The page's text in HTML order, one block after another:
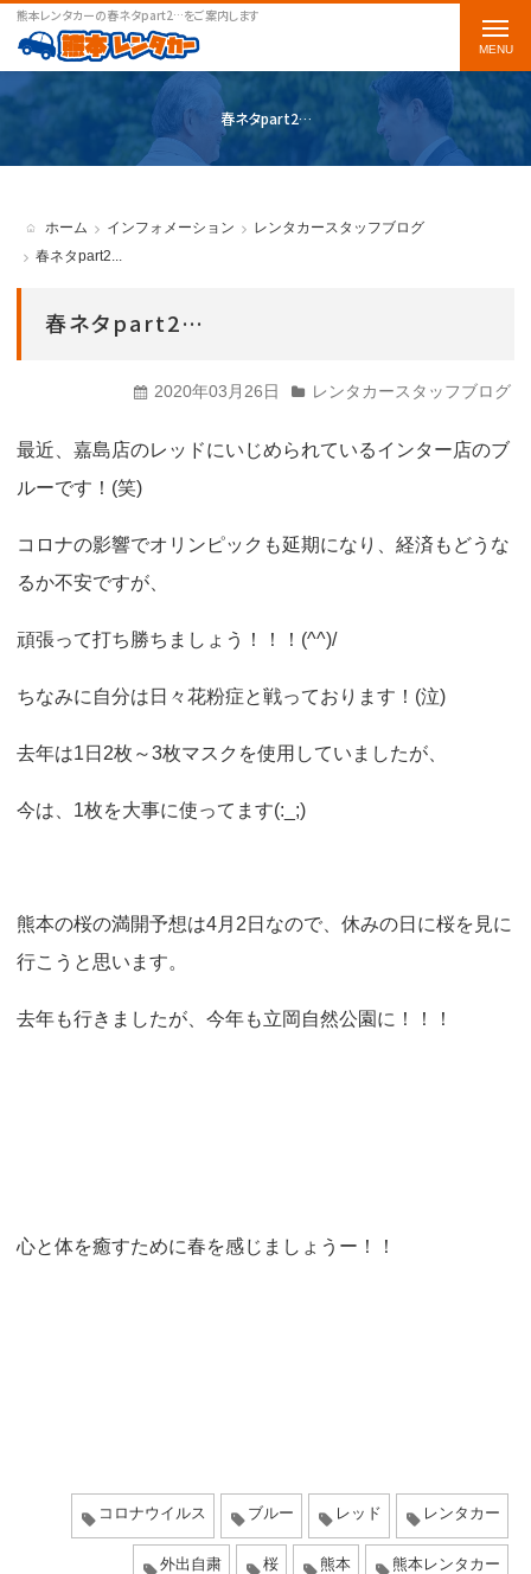
熊本レンタカーの春ネタpart2…をご案内します
春ネタpart2…
ホーム インフォメーション
レンタカースタッフブログ
春ネタpart2...
春ネタpart2…
2020年03月26日 レンタカースタッフブログ
最近、嘉島店のレッドにいじめられているインター店のブ
ルーです！(笑)
コロナの影響でオリンピックも延期になり、経済もどうな
るか不安ですが、
頑張って打ち勝ちましょう！！！(^^)/
ちなみに自分は日々花粉症と戦っております！(泣)
去年は1日2枚～3枚マスクを使用していましたが、
今は、1枚を大事に使ってます(:_;)
熊本の桜の満開予想は4月2日なので、休みの日に桜を見に
行こうと思います。
去年も行きましたが、今年も立岡自然公園に！！！
心と体を癒すために春を感じましょうー！！
コロナウイルス ブルー レッド レンタカー
外出自粛 桜 熊本 熊本レンタカー
t
o
g
l
g
o